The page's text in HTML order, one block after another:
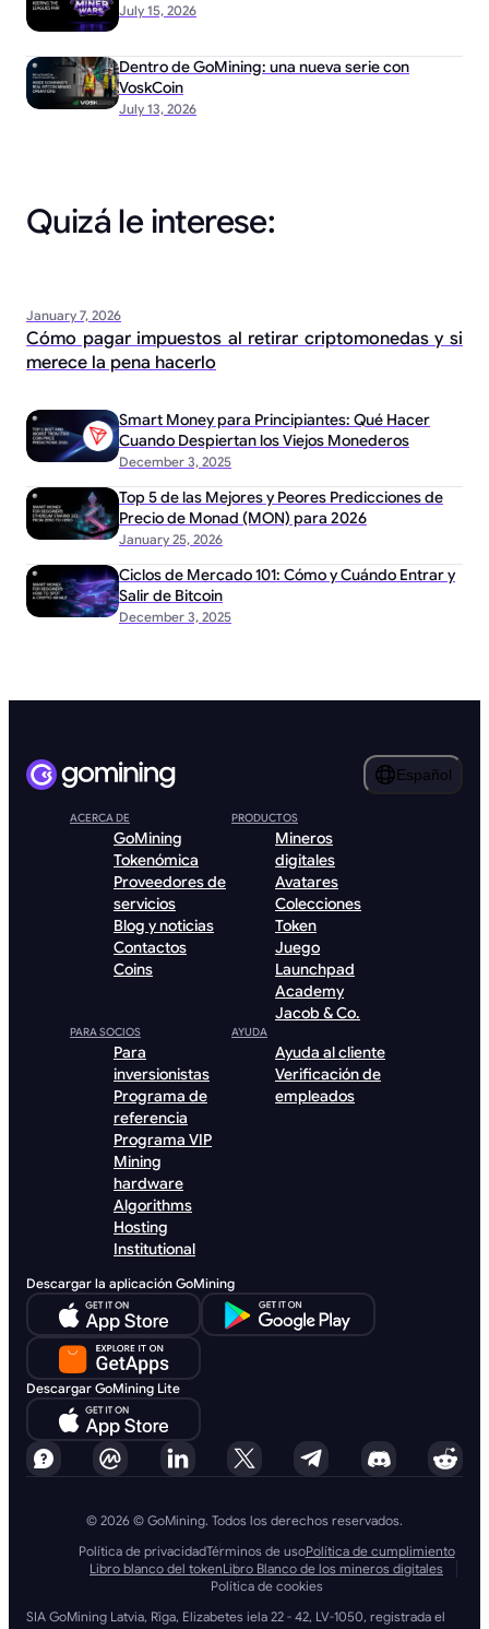
July 15, 2026
July 13, 2026
Dentro de GoMining: una nueva serie con
VoskCoin
Quizá le interese:
January 7, 2026
Cómo pagar impuestos al retirar criptomonedas y si
merece la pena hacerlo
December 3, 2025
Smart Money para Principiantes: Qué Hacer
Cuando Despiertan los Viejos Monederos
January 25, 2026
Top 5 de las Mejores y Peores Predicciones de
Precio de Monad (MON) para 2026
December 3, 2025
Ciclos de Mercado 101: Cómo y Cuándo Entrar y
Salir de Bitcoin
Español
ACERCA DE
GoMining
Tokenómica
Proveedores de
servicios
Blog y noticias
Contactos
Coins
PRODUCTOS
Mineros
digitales
Avatares
Colecciones
Token
Juego
Launchpad
Academy
Jacob & Co.
PARA SOCIOS
Para
inversionistas
Programa de
referencia
Programa VIP
Mining
hardware
Algorithms
Hosting
Institutional
AYUDA
Ayuda al cliente
Verificación de
empleados
Descargar la aplicación GoMining
Descargar GoMining Lite
© 2026 © GoMining. Todos los derechos reservados.
Política de privacidadTérminos de usoPolítica de cumplimiento
Libro blanco del tokenLibro Blanco de los mineros digitales
Política de cookies
SIA GoMining Latvia, Rīga, Elizabetes iela 22 - 42, LV-1050, registrada el